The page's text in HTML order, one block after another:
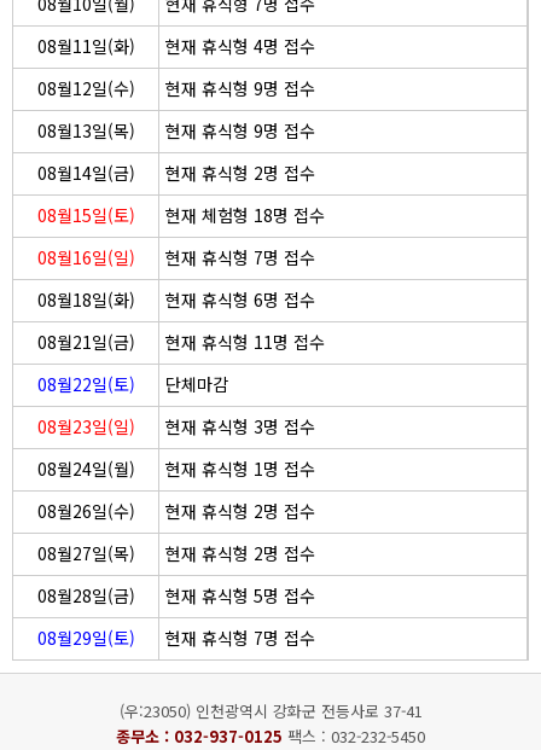
08월11일(화)
현재 휴식형 4명 접수
08월12일(수)
현재 휴식형 9명 접수
08월13일(목)
현재 휴식형 9명 접수
08월14일(금)
현재 휴식형 2명 접수
08월15일(토)
현재 체험형 18명 접수
08월16일(일)
현재 휴식형 7명 접수
08월18일(화)
현재 휴식형 6명 접수
08월21일(금)
현재 휴식형 11명 접수
08월22일(토)
단체마감
08월23일(일)
현재 휴식형 3명 접수
08월24일(월)
현재 휴식형 1명 접수
08월26일(수)
현재 휴식형 2명 접수
08월27일(목)
현재 휴식형 2명 접수
08월28일(금)
현재 휴식형 5명 접수
08월29일(토)
현재 휴식형 7명 접수
(우:23050) 인천광역시 강화군 전등사로 37-41
종무소 : 032-937-0125 팩스 : 032-232-5450